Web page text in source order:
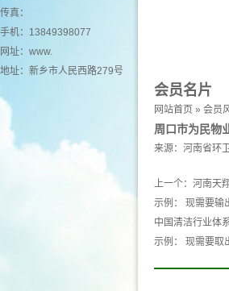
传真：
手机：13849398077
网址： www.
地址：新乡市人民西路279号
会员名片
网站首页 » 会员
周口市为民物
来源： 河南省环
上一个： 河南天
示例： 现需要输
中国清洁行业体
示例： 现需要取